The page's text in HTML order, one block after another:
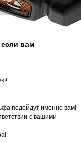
вам
подойдут именно вам!
с вашими